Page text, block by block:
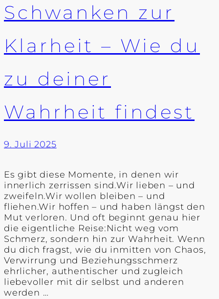
Schwanken zur
Klarheit – Wie du
zu deiner
Wahrheit findest
9. Juli 2025
Es gibt diese Momente, in denen wir
innerlich zerrissen sind.Wir lieben – und
zweifeln.Wir wollen bleiben – und
fliehen.Wir hoffen – und haben längst den
Mut verloren. Und oft beginnt genau hier
die eigentliche Reise:Nicht weg vom
Schmerz, sondern hin zur Wahrheit. Wenn
du dich fragst, wie du inmitten von Chaos,
Verwirrung und Beziehungsschmerz
ehrlicher, authentischer und zugleich
liebevoller mit dir selbst und anderen
werden …